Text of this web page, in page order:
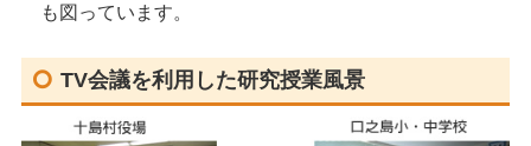
も図っています。
TV会議を利用した研究授業風景